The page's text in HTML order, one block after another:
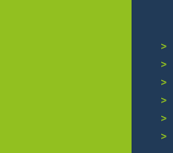
>
>
>
>
>
>